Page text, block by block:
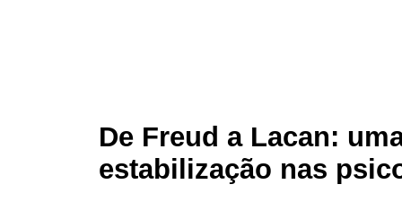
De Freud a Lacan:
estabilização nas